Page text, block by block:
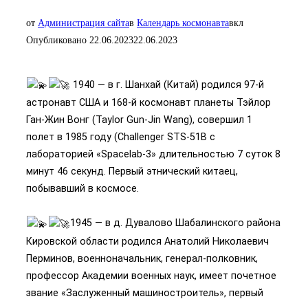
от Администрация сайтав Календарь космонавтавкл
Опубликовано 22.06.202322.06.2023
1940 — в г. Шанхай (Китай) родился 97-й
астронавт США и 168-й космонавт планеты Тэйлор
Ган-Жин Вонг (Taylor Gun-Jin Wang), совершил 1
полет в 1985 году (Challenger STS-51B с
лабораторией «Spacelab-3» длительностью 7 суток 8
минут 46 секунд. Первый этнический китаец,
побывавший в космосе.
1945 — в д. Дувалово Шабалинского района
Кировской области родился Анатолий Николаевич
Перминов, военноначальник, генерал-полковник,
профессор Академии военных наук, имеет почетное
звание «Заслуженный машиностроитель», первый